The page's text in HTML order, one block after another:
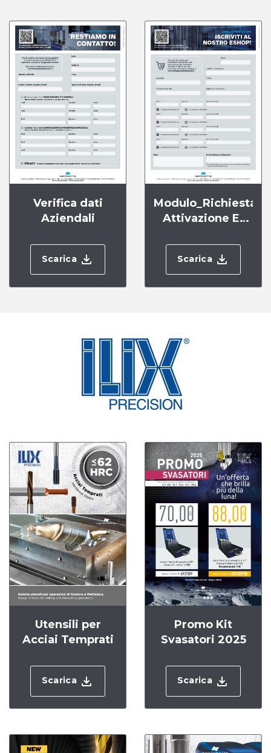
Verifica dati
Aziendali
Scarica
Modulo_Richiesta
Attivazione E-
Scarica
Utensili per
Acciai Temprati
Scarica
Promo Kit
Svasatori 2025
Scarica